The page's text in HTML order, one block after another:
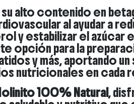
su alto contenido en
al ayudar a
y estabilizar el azúcar
opción para la
y más, aportando
nutricionales en cada
100% Natural,